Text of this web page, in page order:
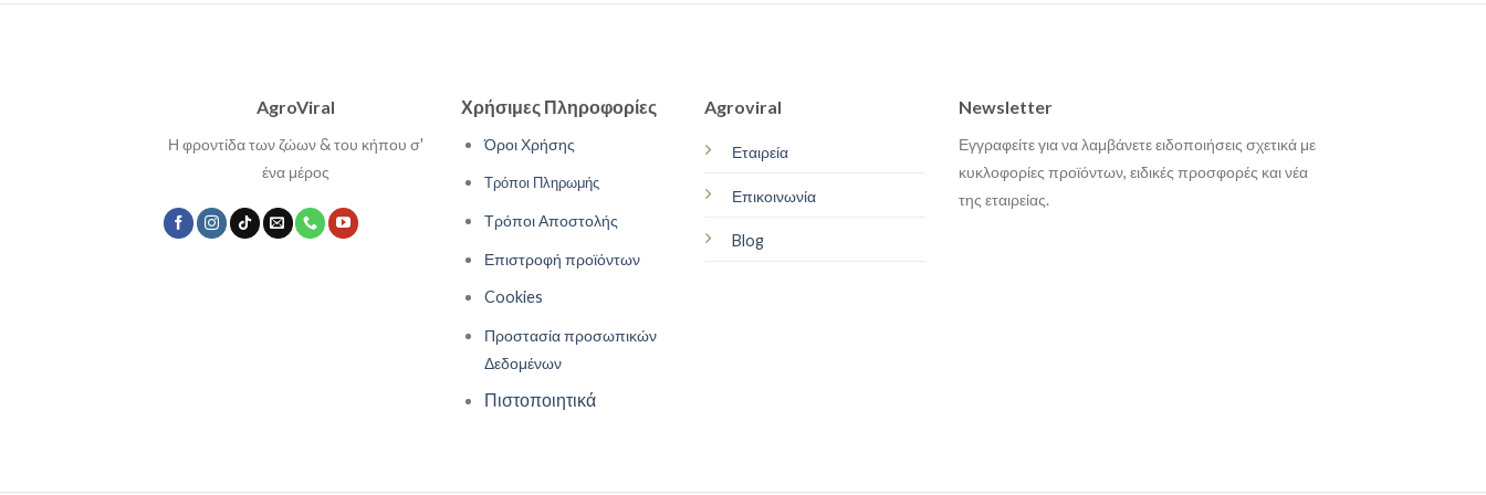
AgroViral
Η φροντίδα των ζώων & του κήπου σ'
ένα μέρος
Χρήσιμες Πληροφορίες
Όροι Χρήσης
Τρόποι Πληρωμής
Τρόποι Αποστολής
Επιστροφή προϊόντων
Cookies
Προστασία προσωπικών
Δεδομένων
Πιστοποιητικά
Agroviral
Εταιρεία
Επικοινωνία
Blog
Newsletter
Εγγραφείτε για να λαμβάνετε ειδοποιήσεις σχετικά με
κυκλοφορίες προϊόντων, ειδικές προσφορές και νέα
της εταιρείας.